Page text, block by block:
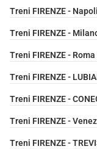
Treni FIRENZE -
Treni FIRENZE -
Treni FIRENZE -
Treni FIRENZE -
Treni FIRENZE -
Treni FIRENZE -
Treni FIRENZE -